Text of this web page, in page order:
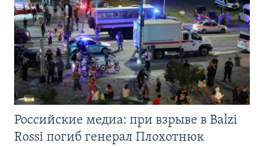
Российские медиа: при взрыве в Balzi
Rossi погиб генерал Плохотнюк